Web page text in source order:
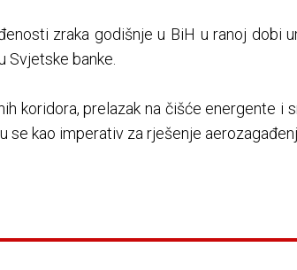
zraka godišnje u BiH u ranoj dobi
Svjetske banke.
koridora, prelazak na čišće energente i
se kao imperativ za rješenje